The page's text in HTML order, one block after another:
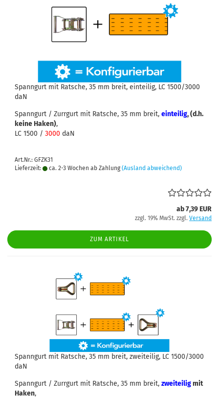
Spanngurt mit Ratsche, 35 mm breit, einteilig, LC 1500/3000
daN
Spanngurt / Zurrgurt mit Ratsche, 35 mm breit, einteilig, (d.h.
keine Haken),
LC 1500 / 3000 daN
Art.Nr.: GFZK31
Lieferzeit:
ca. 2-3 Wochen ab Zahlung (Ausland abweichend)
ab 7,39 EUR
zzgl. 19% MwSt. zzgl. Versand
ZUM ARTIKEL
Spanngurt mit Ratsche, 35 mm breit, zweiteilig, LC 1500/3000
daN
Spanngurt / Zurrgurt mit Ratsche, 35 mm breit, zweiteiligmit
Haken,